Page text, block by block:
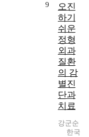
9
오진
하기
쉬운
정형
외과
질환
의 감
별진
단과
치료
강군순
한국